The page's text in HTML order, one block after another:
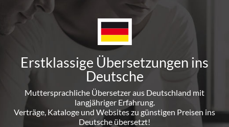
Erstklassige Übersetzungen ins
Deutsche
Muttersprachliche Übersetzer aus Deutschland mit
langjähriger Erfahrung.
Verträge, Kataloge und Websites zu günstigen Preisen ins
Deutsche übersetzt!